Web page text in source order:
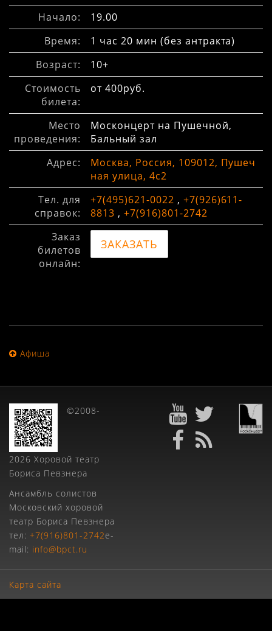
Начало:
19.00
Время:
1 час 20 мин (без антракта)
Возраст:
10+
Стоимость
билета:
от 400руб.
Место
проведения:
Москонцерт на Пушечной,
Бальный зал
Адрес:
Москва, Россия, 109012, Пушеч
ная улица, 4с2
Тел. для
справок:
+7(495)621-0022 , +7(926)611-
8813 , +7(916)801-2742
Заказ
билетов
онлайн:
ЗАКАЗАТЬ
Афиша
©2008-
2026 Хоровой театр
Бориса Певзнера
Ансамбль солистов
Московский хоровой
театр Бориса Певзнера
тел: +7(916)801-2742e-
mail: info@bpct.ru
Карта сайта